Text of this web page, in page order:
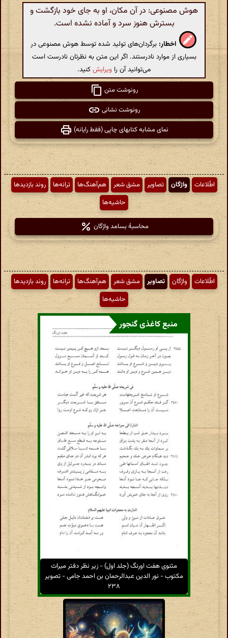
هوش مصنوعی: در آن مکان، او به جای خود بازگشت و
بسترش هنوز سرد و آماده نشده است.
اخطار: برگردان‌های تولید شده توسط هوش مصنوعی در
بسیاری از موارد نادرستند. اگر این متن به نظرتان نادرست است
می‌توانید آن را ویرایشکنید.
رونوشت متن
رونوشت نشانی
نمای مشابه کتابهای چاپی (فقط رایانه)
اطّلاعات واژگان تصاویر مشق شعر هم‌آهنگ‌ها ترانه‌ها
روند بازدیدها
حاشیه‌ها
محاسبهٔ بسامد واژگان
اطّلاعات واژگان تصاویر مشق شعر هم‌آهنگ‌ها ترانه‌ها
روند بازدیدها
حاشیه‌ها
منبع کاغذی گنجور
مثنوی هفت اورنگ (جلد اول) - زیر نظر دفتر میراث
مکتوب - نور الدین عبدالرحمان بن احمد جامی - تصویر
۲۳۸